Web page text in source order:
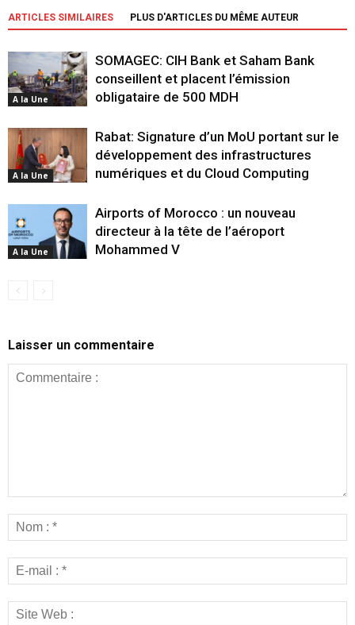
ARTICLES SIMILAIRES PLUS D'ARTICLES DU MÊME AUTEUR
A la Une
SOMAGEC: CIH Bank et Saham Bank
conseillent et placent l’émission
obligataire de 500 MDH
A la Une
Rabat: Signature d’un MoU portant sur le
développement des infrastructures
numériques et du Cloud Computing
A la Une
Airports of Morocco : un nouveau
directeur à la tête de l’aéroport
Mohammed V
Laisser un commentaire